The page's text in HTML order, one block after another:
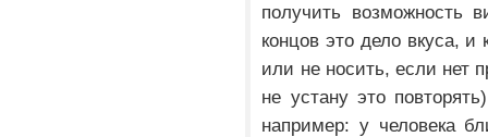
получить возможность
концов это дело вкуса,
или не носить, если нет
не устану это
например: у человека